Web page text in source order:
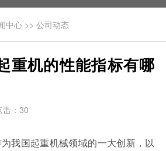
中心>> 公司动态
重机的性能指标有哪
击：30
我国起重机械领域的一大创新，以